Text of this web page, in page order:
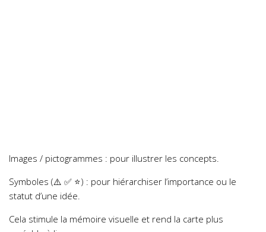
Images / pictogrammes : pour illustrer les concepts.
Symboles (⚠️ ✅ ⭐) : pour hiérarchiser l’importance ou le
statut d’une idée.
Cela stimule la mémoire visuelle et rend la carte plus